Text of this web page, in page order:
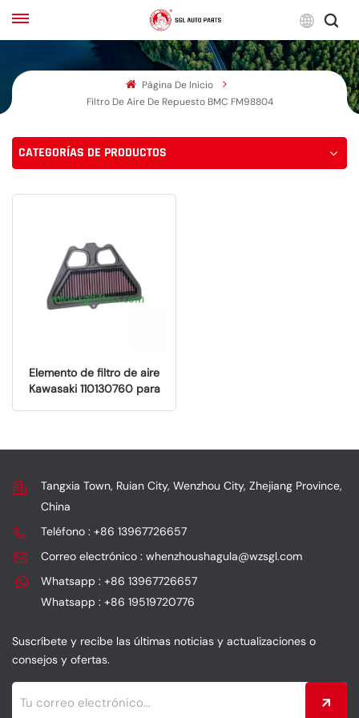
English
Français
Página De Inicio
Filtro De Aire De Repuesto BMC FM98804
CATEGORÍAS DE PRODUCTOS
Elemento de filtro de aire
Kawasaki 110130760 para
Tangxia Town, Ruian City, Wenzhou City, Zhejiang Province,
China
Teléfono : +86 13967726657
Correo electrónico : whenzhoushagula@wzsgl.com
Whatsapp : +86 13967726657
Whatsapp : +86 19519720776
Suscríbete y recibe las últimas noticias y actualizaciones o
consejos y ofertas.